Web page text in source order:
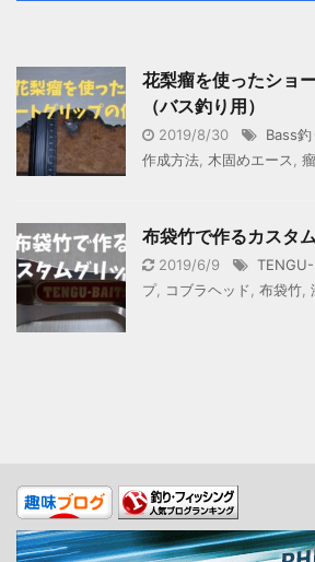
花梨瘤を使ったショ
（バス釣り用）
2019/8/30 Bass釣
作成方法 木固めエース 瘤
布袋竹で作るカスタ
2019/6/9
プ, コブラヘッド 布袋竹